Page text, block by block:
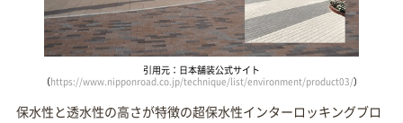
引用元：日本舗装公式サイト
（https://www.nipponroad.co.jp/technique/list/environment/product03/）
保水性と透水性の高さが特徴の超保水性インターロッキングブロ